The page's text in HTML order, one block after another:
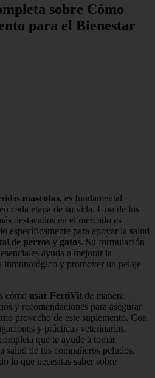
sobre Cómo
para el Bienestar
mascotas, es fundamental
cada etapa de su vida. Uno de los
destacados en el mercado es
específicamente para apoyar la salud
de perros y gatos. Su formulación
ayuda a mejorar la
inmunológico y promover un pelaje
cómo usar FertiVit de manera
y recomendaciones para asegurar
provecho de este suplemento. Con
y prácticas veterinarias,
que te ayude a tomar
salud de tus compañeros peludos.
lo que necesitas saber sobre